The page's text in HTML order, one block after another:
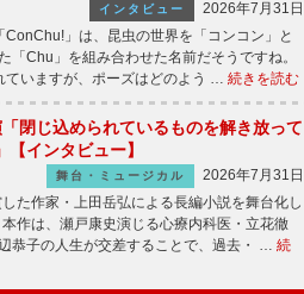
インタビュー
2026年7月31日
」は、昆虫の世界を「コンコン」と
「Chu」を組み合わせた名前だそうですね。
ていますが、ポーズはどのよう … 続きを読む
閉じ込められているものを解き放って
インタビュー】
舞台・ミュージカル
2026年7月31日
た作家・上田岳弘による長編小説を舞台化し
作は、瀬戸康史演じる心療内科医・立花徹
恭子の人生が交差することで、過去・ … 続